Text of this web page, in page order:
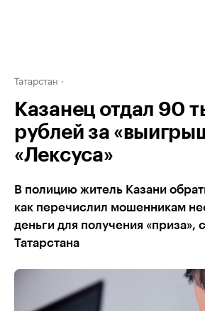
Татарстан
Казанец отдал 90
рублей за
«Лексуса»
В полицию житель Казани
как перечислил мошенникам
деньги для получения
Татарстана